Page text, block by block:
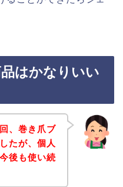
はかなりいい
、巻き爪ブ
たが、個人
後も使い続